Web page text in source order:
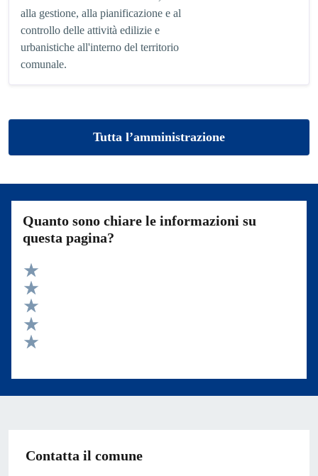
alla gestione, alla pianificazione e al
controllo delle attività edilizie e
urbanistiche all'interno del territorio
comunale.
Tutta l’amministrazione
Quanto sono chiare le informazioni su
questa pagina?
Valuta 5 stelle su 5
Valuta 4 stelle su 5
Valuta 3 stelle su 5
Valuta 2 stelle su 5
Contatta il comune